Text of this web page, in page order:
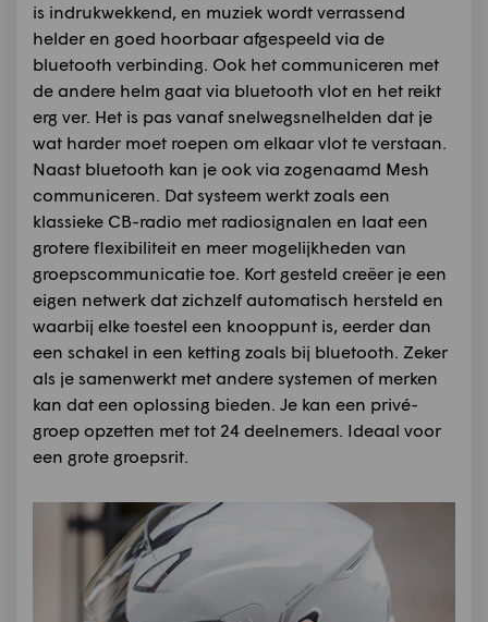
is indrukwekkend, en muziek wordt verrassend
helder en goed hoorbaar afgespeeld via de
bluetooth verbinding. Ook het communiceren met
de andere helm gaat via bluetooth vlot en het reikt
erg ver. Het is pas vanaf snelwegsnelhelden dat je
wat harder moet roepen om elkaar vlot te verstaan.
Naast bluetooth kan je ook via zogenaamd Mesh
communiceren. Dat systeem werkt zoals een
klassieke CB-radio met radiosignalen en laat een
grotere flexibiliteit en meer mogelijkheden van
groepscommunicatie toe. Kort gesteld creëer je een
eigen netwerk dat zichzelf automatisch hersteld en
waarbij elke toestel een knooppunt is, eerder dan
een schakel in een ketting zoals bij bluetooth. Zeker
als je samenwerkt met andere systemen of merken
kan dat een oplossing bieden. Je kan een privé-
groep opzetten met tot 24 deelnemers. Ideaal voor
een grote groepsrit.